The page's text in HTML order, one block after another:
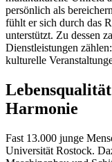
persönlich als
fühlt er sich durch das
unterstützt. Zu dessen
Dienstleistungen
kulturelle
Harmonie
Fast 13.000 junge
Universität Rostock.